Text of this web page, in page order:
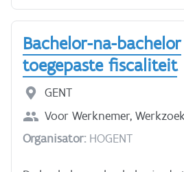
inzicht in de rentabiliteit van
Grijp nu deze unieke kans!
opleiding in
bedrijfsbeheer, ontwikkeld voor
bouwondernemingen, reikt u
handvaten aan die u nodig
als een professional te runnen.
Bachelor-na-bachelor
toegepaste fiscaliteit
GENT
Voor Werknemer,
Organisator:HOGENT